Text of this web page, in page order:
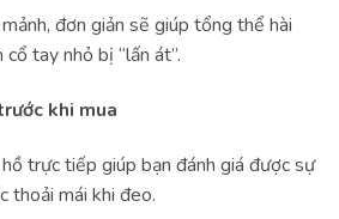
đơn giản sẽ giúp tổng thể hài
tay nhỏ bị “lấn át”.
khi mua
trực tiếp giúp bạn đánh giá được sự
thoải mái khi đeo.